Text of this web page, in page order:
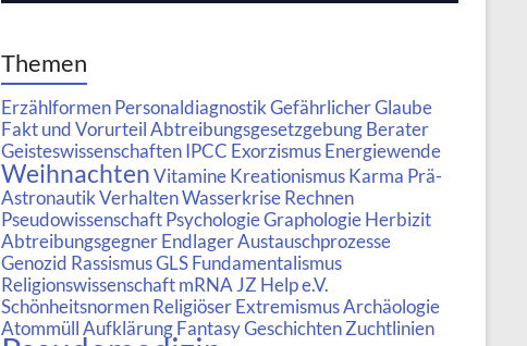
Themen
ErzählformenPersonaldiagnostikGefährlicher Glaube
Fakt und VorurteilAbtreibungsgesetzgebungBerater
GeisteswissenschaftenIPCC ExorzismusEnergiewende
WeihnachtenVitamineKreationismusKarma Prä-
AstronautikVerhaltenWasserkriseRechnen
Pseudowissenschaft PsychologieGraphologieHerbizit
AbtreibungsgegnerEndlagerAustauschprozesse
Genozid RassismusGLSFundamentalismus
ReligionswissenschaftmRNAJZ Help e.V.
SchönheitsnormenReligiöser ExtremismusArchäologie
AtommüllAufklärungFantasy GeschichtenZuchtlinien